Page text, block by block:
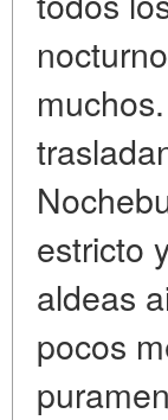
estricto
aldeas
pocos